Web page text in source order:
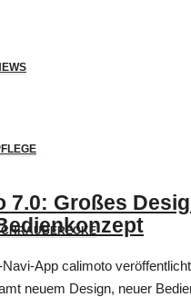
7.0: Großes
App calimoto
neuem Design, neuer